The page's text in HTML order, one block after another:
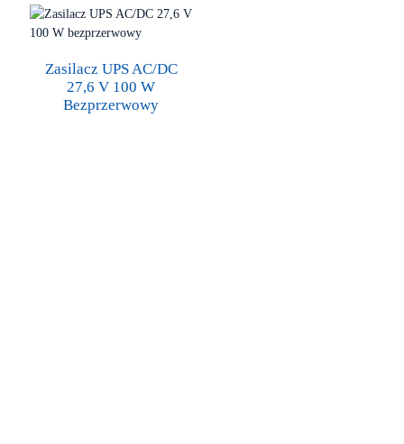
Zasilacz UPS AC/DC
27,6 V 100 W
Bezprzerwowy